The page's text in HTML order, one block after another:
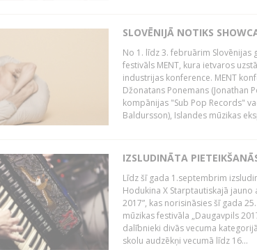
SLOVĒNIJĀ NOTIKS
No 1. līdz 3. februārim Slovēnijas
festivāls MENT, kura ietvaros
industrijas konference. MENT
Džonatans Ponemans (Jonathan
kompānijas "Sub Pop Records"
Baldursson), Islandes mūzikas
IZSLUDINĀTA
Līdz šī gada 1.septembrim
Hodukina X Starptautiskajā
2017”, kas norisināsies šī gada
mūzikas festivāla „Daugavpils
dalībnieki divās vecuma
skolu audzēkņi vecumā līdz 16...